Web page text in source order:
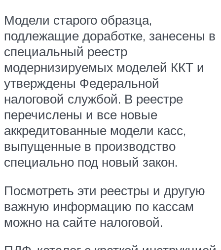
Модели старого образца,
подлежащие доработке, занесены в
специальный реестр
модернизируемых моделей ККТ и
утверждены Федеральной
налоговой службой. В реестре
перечислены и все новые
аккредитованные модели касс,
выпущенные в производство
специально под новый закон.
Посмотреть эти реестры и другую
важную информацию по кассам
можно на сайте налоговой.